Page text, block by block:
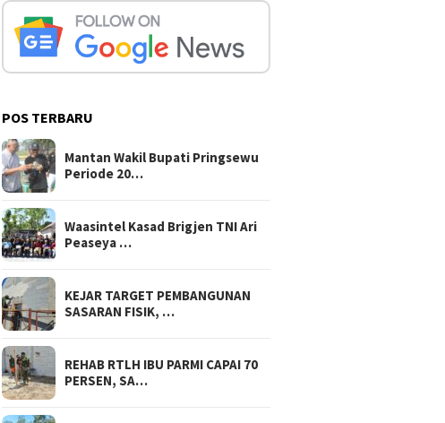
POS TERBARU
Mantan Wakil Bupati Pringsewu
Periode 20…
Waasintel Kasad Brigjen TNI Ari
Peaseya …
KEJAR TARGET PEMBANGUNAN
SASARAN FISIK, …
REHAB RTLH IBU PARMI CAPAI 70
PERSEN, SA…